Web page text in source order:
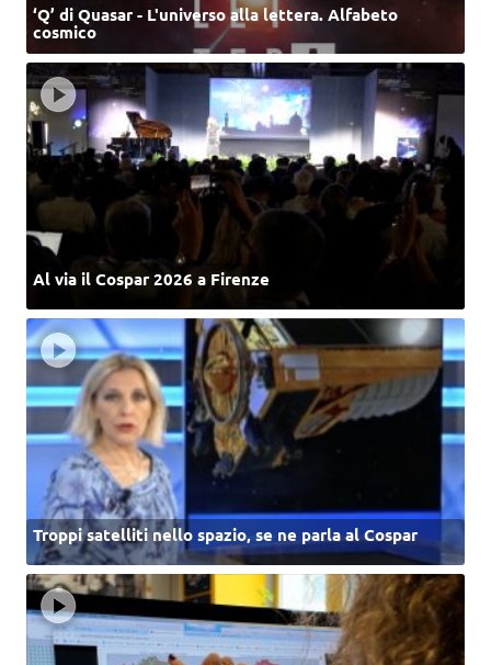
‘Q’ di Quasar - L'universo alla lettera. Alfabeto
cosmico
Al via il Cospar 2026 a Firenze
Troppi satelliti nello spazio, se ne parla al Cospar